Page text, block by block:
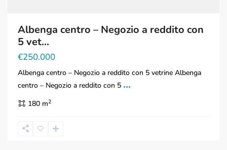
Albenga centro – Negozio a reddito con
5 vet...
€250.000
Albenga centro – Negozio a reddito con 5 vetrine Albenga
centro – Negozio a reddito con 5 ...
180 m2
Legnano